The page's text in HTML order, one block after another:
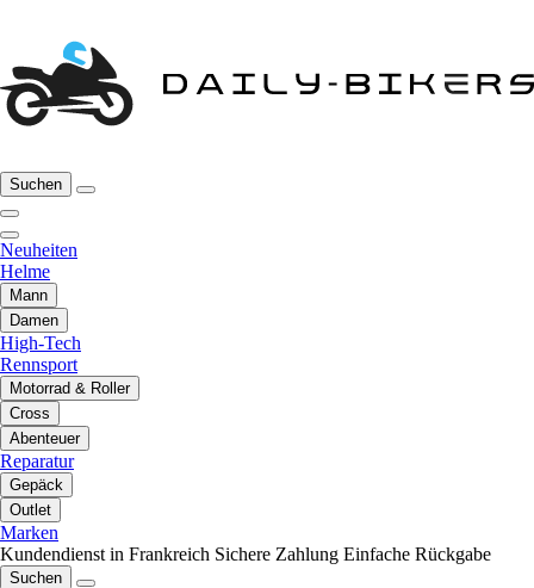
Suchen
Neuheiten
Helme
Mann
Damen
High-Tech
Rennsport
Motorrad & Roller
Cross
Abenteuer
Reparatur
Gepäck
Outlet
Marken
Kundendienst in Frankreich Sichere Zahlung Einfache Rückgabe
Suchen